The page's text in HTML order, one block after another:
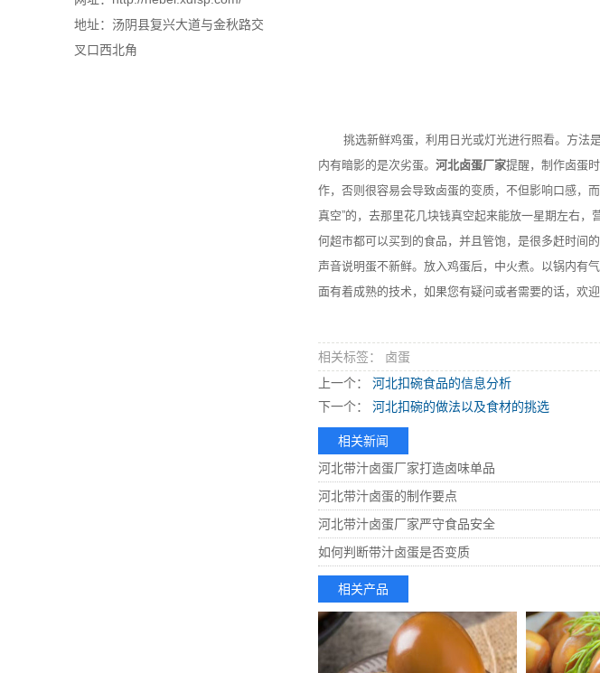
地址：汤阴县复兴大道与金秋路交
叉口西北角
挑选新鲜鸡蛋，利用日光或灯光进行照看。方法是
内有暗影的是次劣蛋。 河北卤蛋厂家提醒，制作卤蛋
作，否则很容易会导致卤蛋的变质，不但影响口感，
真空”的，去那里花几块钱真空起来能放一星期左右
何超市都可以买到的食品，并且管饱，是很多赶时间
声音说明蛋不新鲜。放入鸡蛋后，中火煮。以锅内有
面有着成熟的技术，如果您有疑问或者需要的话，欢迎
相关标签： 卤蛋
上一个：
河北扣碗食品的信息分析
下一个：
河北扣碗的做法以及食材的挑选
相关新闻
河北带汁卤蛋厂家打造卤味单品
河北带汁卤蛋的制作要点
河北带汁卤蛋厂家严守食品安全
如何判断带汁卤蛋是否变质
相关产品